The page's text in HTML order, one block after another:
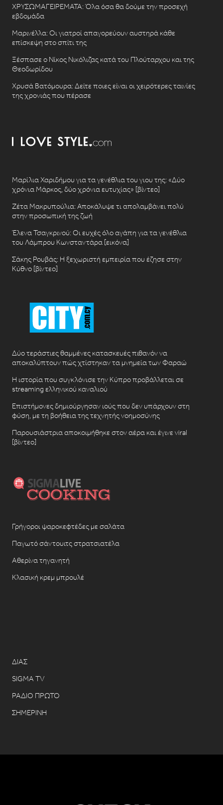
ΧΡΥΣΩΜΑΓΕΙΡΕΜΑΤΑ: Όλα όσα θα δούμε την προσεχή
εβδομάδα
Μαρινέλλα: Οι γιατροί απαγορεύουν αυστηρά κάθε
επίσκεψη στο σπίτι της
Ξέσπασε ο Νίκος Νικόλιζας κατά του Πλούταρχου και της
Θεοδωρίδου
Χρυσά Βατόμουρα: Δείτε ποιες είναι οι χειρότερες ταινίες
της χρονιάς που πέρασε
Μαρίλια Χαριδήμου για τα γενέθλια του γιου της: «Δύο
χρόνια Μάρκος, δύο χρόνια ευτυχίας» [βίντεο]
Ζέτα Μακρυπούλια: Αποκάλυψε τι απολαμβάνει πολύ
στην προσωπική της ζωή
Έλενα Τσαγκρινού: Οι ευχές όλο αγάπη για τα γενέθλια
του Λάμπρου Κωνσταντάρα [εικόνα]
Σάκης Ρουβάς: Η ξεχωριστή εμπειρία που έζησε στην
Κύθνο [βίντεο]
Δύο τεράστιες θαμμένες κατασκευές πιθανόν να
αποκαλύπτουν πώς χτίστηκαν τα μνημεία των Φαραώ
Η ιστορία που συγκλόνισε την Κύπρο προβάλλεται σε
streaming ελληνικού καναλιού
Επιστήμονες δημιούργησαν ιούς που δεν υπάρχουν στη
φύση, με τη βοήθεια της τεχνητής νοημοσύνης
Παρουσιάστρια αποκοιμήθηκε στον αέρα και έγινε viral
[βίντεο]
Γρήγοροι ψαροκεφτέδες με σαλάτα
Παγωτό σάντουιτς στρατσιατέλα
Αθερίνα τηγανητή
Κλασική κρεμ μπρουλέ
ΔΙΑΣ
SIGMA TV
ΡΑΔΙΟ ΠΡΩΤΟ
ΣΗΜΕΡΙΝΗ